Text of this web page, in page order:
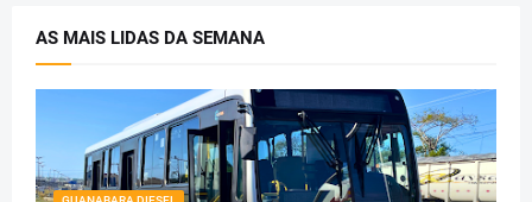
AS MAIS LIDAS DA SEMANA